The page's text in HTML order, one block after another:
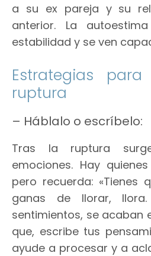
a su ex pareja y su
anterior. La
estabilidad y se ven
Estrategias
ruptura
– Háblalo o escríbelo:
Tras la ruptura
emociones. Hay
pero recuerda: «Tienes
ganas de llorar,
sentimientos, se acaban
que, escribe tus
ayude a procesar y a